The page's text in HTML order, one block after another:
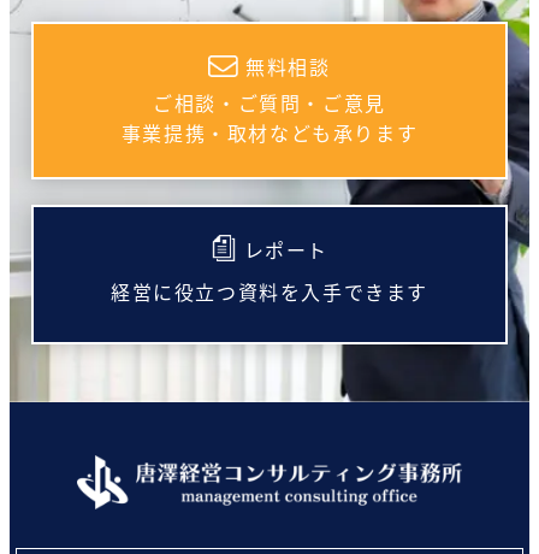
無料相談
ご相談・ご質問・ご意見
事業提携・取材なども承ります
レポート
経営に役立つ資料を入手できます